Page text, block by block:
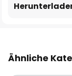
Ähnliche